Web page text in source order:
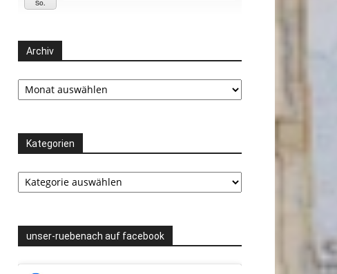
So.
Archiv
Archiv
Kategorien
Kategorien
unser-ruebenach auf facebook